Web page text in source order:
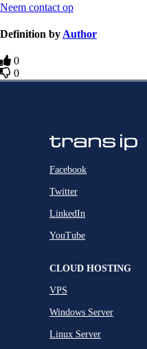
Neem contact op
Definition by Author
0
0
Facebook
Twitter
LinkedIn
YouTube
CLOUD HOSTING
VPS
Windows Server
Linux Server